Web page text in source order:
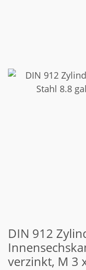
DIN 912
verzinkt, M 3